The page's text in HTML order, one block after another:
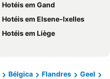
Hotéis em Gand
Hotéis em Elsene-Ixelles
Hotéis em Liège
Bélgica Flandres
Geel